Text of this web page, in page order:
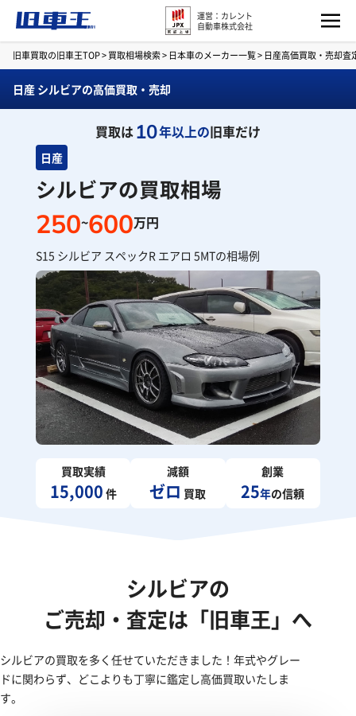
運営：カレント
自動車株式会社
旧車買取の旧車王TOP>買取相場検索> 日本車のメーカー一覧> 日産高価買取・売却査
日産 シルビアの高価買取・売却
買取は10年以上の旧車だけ
日産
シルビアの買取相場
250~600万円
S15 シルビア スペックR エアロ 5MTの相場例
買取実績
15,000 件
減額
ゼロ 買取
創業
25年の信頼
シルビアの
ご売却・査定は「旧車王」へ
シルビアの買取を多く任せていただきました！年式やグレー
ドに関わらず、どこよりも丁寧に鑑定し高価買取いたしま
す。